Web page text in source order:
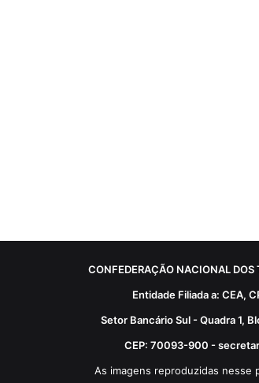
CONFEDERAÇÃO NACIONAL DOS
Entidade Filiada a: CEA,
Setor Bancário Sul - Quadra 1,
CEP: 70093-900 -
As imagens reproduzidas